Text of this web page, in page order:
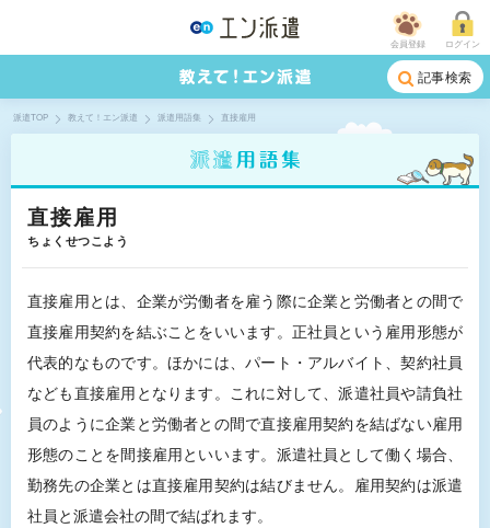
会員登録 ログイン
記事検索
派遣TOP 教えて！エン派遣 派遣用語集 直接雇用
直接雇用
ちょくせつこよう
直接雇用とは、企業が労働者を雇う際に企業と労働者との間で
直接雇用契約を結ぶことをいいます。正社員という雇用形態が
代表的なものです。ほかには、パート・アルバイト、契約社員
なども直接雇用となります。これに対して、派遣社員や請負社
員のように企業と労働者との間で直接雇用契約を結ばない雇用
形態のことを間接雇用といいます。派遣社員として働く場合、
勤務先の企業とは直接雇用契約は結びません。雇用契約は派遣
社員と派遣会社の間で結ばれます。